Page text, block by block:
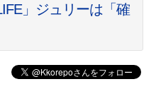
」ジュリーは「確